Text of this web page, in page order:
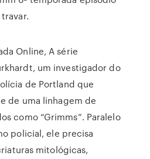
Online, A série
um investigador do
de Portland que
de uma linhagem de
como “Grimms”. Paralelo
policial, ele precisa
mitológicas,